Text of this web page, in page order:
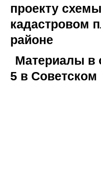
проекту
кадастровом
районе
Материалы в
5 в Советском